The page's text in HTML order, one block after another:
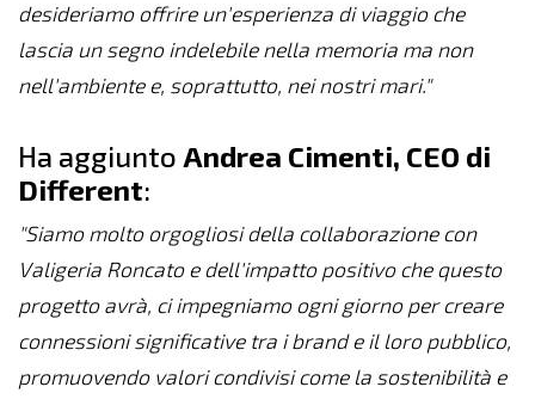
desideriamo offrire un'esperienza di viaggio che
lascia un segno indelebile nella memoria ma non
nell'ambiente e, soprattutto, nei nostri mari."
Ha aggiunto Andrea Cimenti, CEO di
Different:
"Siamo molto orgogliosi della collaborazione con
Valigeria Roncato e dell'impatto positivo che questo
progetto avrà, ci impegniamo ogni giorno per creare
connessioni significative tra i brand e il loro pubblico,
promuovendo valori condivisi come la sostenibilità e